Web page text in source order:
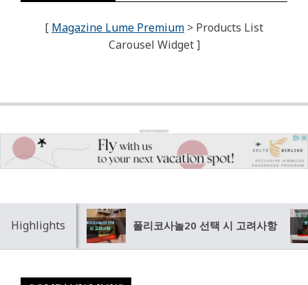
[ Magazine Lume Premium > Products List
Carousel Widget ]
Highlights 폴리코사놀20 선택 시 고려사항